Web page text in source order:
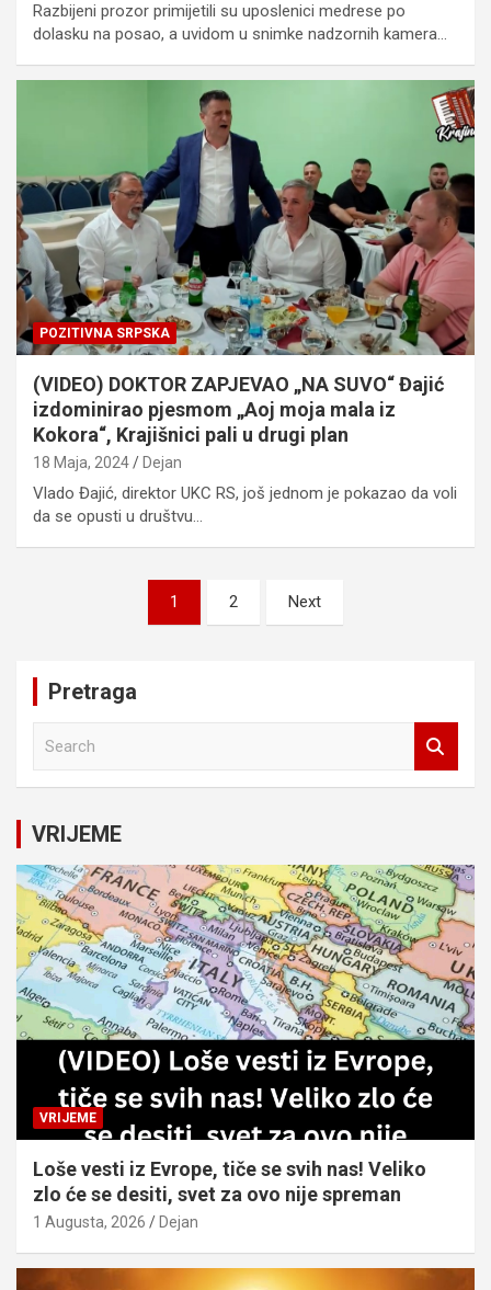
Razbijeni prozor primijetili su uposlenici medrese po
dolasku na posao, a uvidom u snimke nadzornih kamera…
POZITIVNA SRPSKA
(VIDEO) DOKTOR ZAPJEVAO „NA SUVO“ Đajić
izdominirao pjesmom „Aoj moja mala iz
Kokora“, Krajišnici pali u drugi plan
18 Maja, 2024 Dejan
Vlado Đajić, direktor UKC RS, još jednom je pokazao da voli
da se opusti u društvu…
1 2 Next
Pretraga
c
h
VRIJEME
VRIJEME
Loše vesti iz Evrope, tiče se svih nas! Veliko
zlo će se desiti, svet za ovo nije spreman
1 Augusta, 2026 Dejan